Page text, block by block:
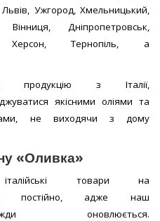
Ужгород, Хмельницький,
Вінниця, Дніпропетровськ,
Херсон, Тернопіль, а
з Італії,
якісними оліями та
не виходячи з дому
«Оливка»
товари на
адже наш
оновлюється.